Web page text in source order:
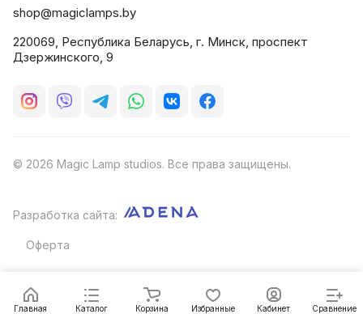
Главная Каталог Корзина Избранные Кабинет Сравнение
shop@magiclamps.by
220069, Республика Беларусь, г. Минск, проспект
Дзержинского, 9
© 2026 Magic Lamp studios. Все права защищены.
Разработка сайта:
Оферта